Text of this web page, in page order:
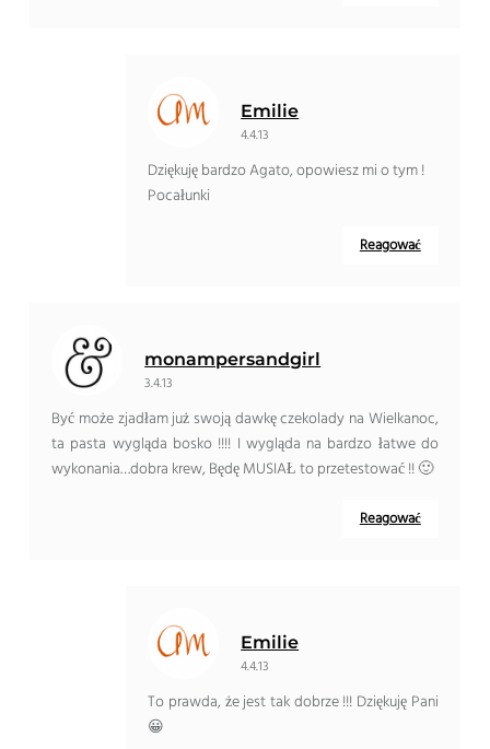
Emilie
4.4.13
Dziękuję bardzo Agato, opowiesz mi o tym !
Pocałunki
Reagować
monampersandgirl
3.4.13
Być może zjadłam już swoją dawkę czekolady na Wielkanoc,
ta pasta wygląda bosko !!!! I wygląda na bardzo łatwe do
wykonania…dobra krew, Będę MUSIAŁ to przetestować !! 🙂
Reagować
Emilie
4.4.13
To prawda, że ​​jest tak dobrze !!! Dziękuję Pani
😀